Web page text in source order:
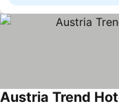
Austria Trend